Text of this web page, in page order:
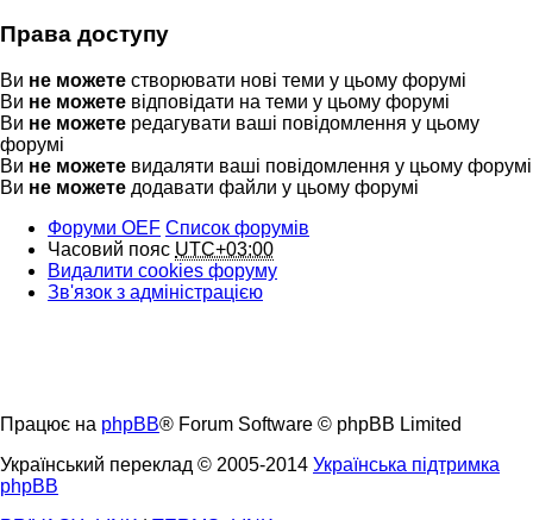
Права доступу
Ви не можете створювати нові теми у цьому форумі
Ви не можете відповідати на теми у цьому форумі
Ви не можете редагувати ваші повідомлення у цьому
форумі
Ви не можете видаляти ваші повідомлення у цьому форумі
Ви не можете додавати файли у цьому форумі
Форуми OEF Список форумів
Часовий пояс UTC+03:00
Видалити cookies форуму
Зв'язок з адміністрацією
Працює на phpBB® Forum Software © phpBB Limited
Український переклад © 2005-2014 Українська підтримка
phpBB